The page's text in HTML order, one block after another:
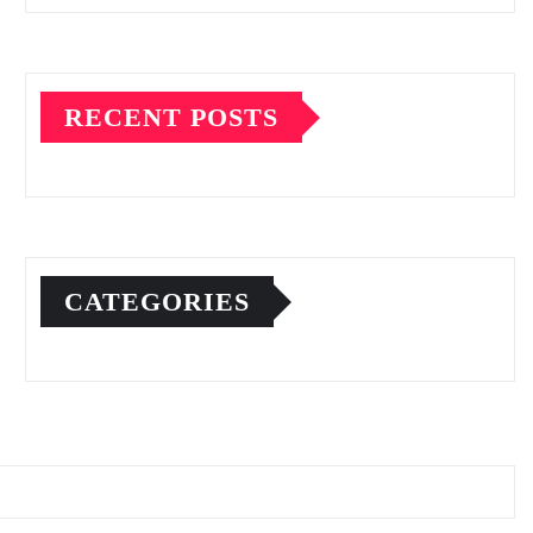
RECENT POSTS
CATEGORIES